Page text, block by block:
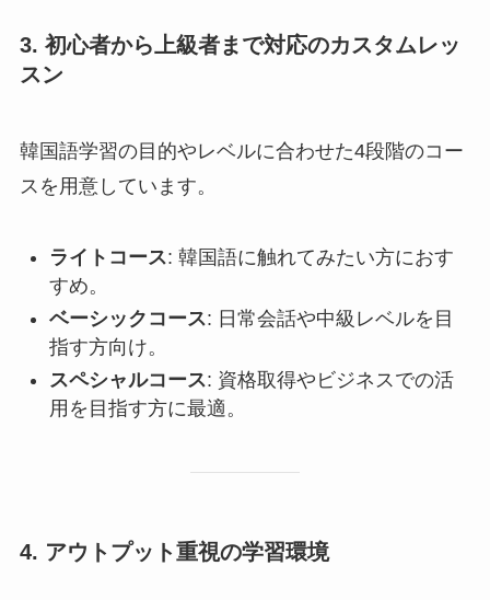
3. 初心者から上級者まで対応のカスタムレッ
スン
韓国語学習の目的やレベルに合わせた4段階のコー
スを用意しています。
ライトコース: 韓国語に触れてみたい方におす
すめ。
ベーシックコース: 日常会話や中級レベルを目
指す方向け。
スペシャルコース: 資格取得やビジネスでの活
用を目指す方に最適。
4. アウトプット重視の学習環境